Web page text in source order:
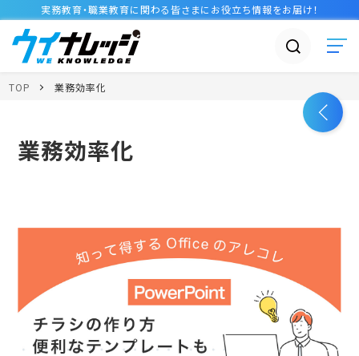
実務教育・職業教育に関わる皆さまに お役立ち情報をお届け！
TOP 業務効率化
業務効率化